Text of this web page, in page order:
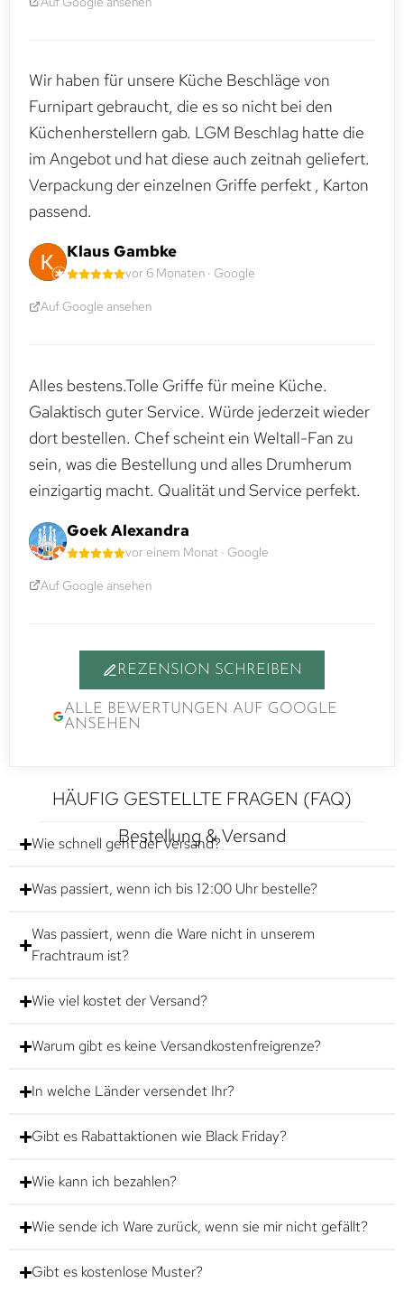
Wir haben für unsere Küche Beschläge von
Furnipart gebraucht, die es so nicht bei den
Küchenherstellern gab. LGM Beschlag hatte die
im Angebot und hat diese auch zeitnah geliefert.
Verpackung der einzelnen Griffe perfekt , Karton
passend.
Klaus Gambke
vor 6 Monaten · Google
Auf Google ansehen
Alles bestens.Tolle Griffe für meine Küche.
Galaktisch guter Service. Würde jederzeit wieder
dort bestellen. Chef scheint ein Weltall-Fan zu
sein, was die Bestellung und alles Drumherum
einzigartig macht. Qualität und Service perfekt.
Goek Alexandra
vor einem Monat · Google
Auf Google ansehen
REZENSION SCHREIBEN
ALLE BEWERTUNGEN AUF GOOGLE
ANSEHEN
HÄUFIG GESTELLTE FRAGEN (FAQ)
Bestellung & Versand
Wie schnell geht der Versand?
Was passiert, wenn ich bis 12:00 Uhr bestelle?
Was passiert, wenn die Ware nicht in unserem
Frachtraum ist?
Wie viel kostet der Versand?
Warum gibt es keine Versandkostenfreigrenze?
In welche Länder versendet Ihr?
Gibt es Rabattaktionen wie Black Friday?
Wie kann ich bezahlen?
Wie sende ich Ware zurück, wenn sie mir nicht gefällt?
Gibt es kostenlose Muster?